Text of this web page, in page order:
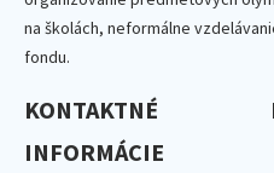
na školách, neformálne
fondu.
KONTAKTNÉ
INFORMÁCIE